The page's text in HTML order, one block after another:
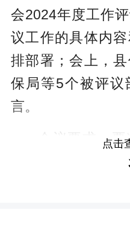
会2024年度工作
议工作的具体内
排部署；会上，
保局等5个被评议
言。
会议要求，
展共识，充分认
点击